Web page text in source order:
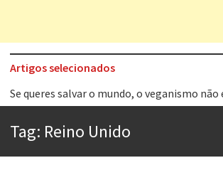
Artigos selecionados
Se queres salvar o mundo, o veganismo não
Tem que filmar isso daí
Aprender a fracassar é o segredo do sucesso
Tag: Reino Unido